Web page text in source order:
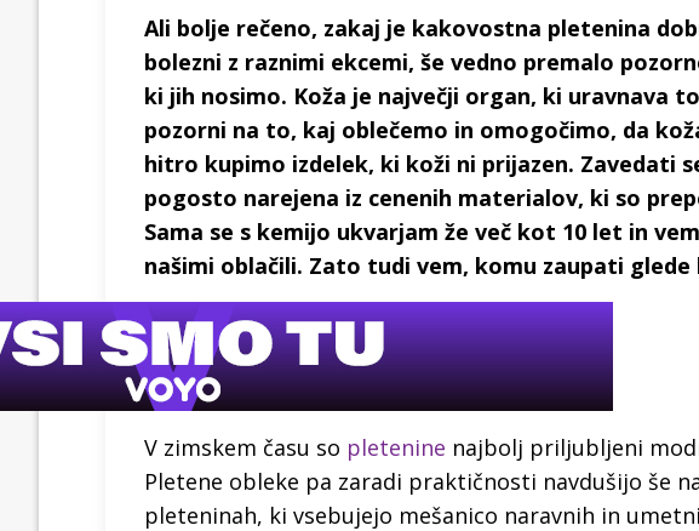
Ali bolje rečeno, zakaj je kakovostna pletenina
bolezni z raznimi ekcemi, še vedno premalo
ki jih nosimo. Koža je največji organ, ki uravnava
pozorni na to, kaj oblečemo in omogočimo, da
hitro kupimo izdelek, ki koži ni prijazen. Zavedati
pogosto narejena iz cenenih materialov, ki so
Sama se s kemijo ukvarjam že več kot 10 let in
našimi oblačili. Zato tudi vem, komu zaupati
V zimskem času so pletenine najbolj priljubljeni
Pletene obleke pa zaradi praktičnosti navdušijo še
pleteninah, ki vsebujejo mešanico naravnih in